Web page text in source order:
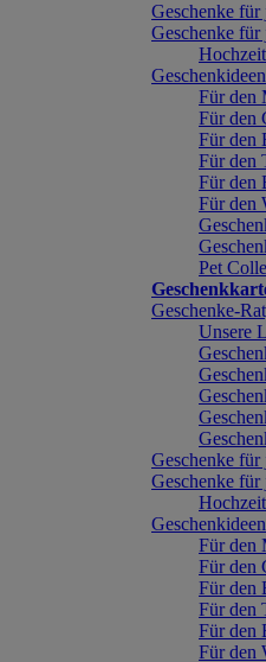
Geschenke für
Geschenke für
Geschenkideen
Für den
Für den
Für den
Für den
Für den
Für den
Pet
Geschenke-
Unsere
Geschenke für
Geschenke für
Geschenkideen
Für den
Für den
Für den
Für den
Für den
Für den